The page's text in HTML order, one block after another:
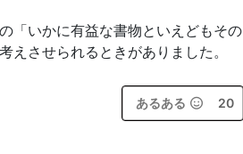
「いかに有益な書物といえどもその
させられるときがありました。
あるある 20